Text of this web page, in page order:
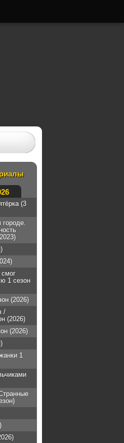
(3
городе.
1 сезон
(2026)
/
(2026)
(2026)
1